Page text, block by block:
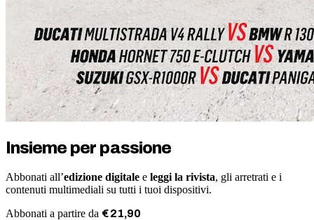
Insieme per passione
Abbonati all’edizione digitale e leggi la rivista, gli arretrati e i
contenuti multimediali su tutti i tuoi dispositivi.
Abbonati a partire da €21,90